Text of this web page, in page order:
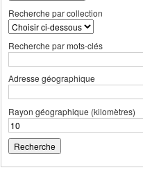
Recherche par collection
Recherche par mots-clés
Adresse géographique
Rayon géographique (kilomètres)